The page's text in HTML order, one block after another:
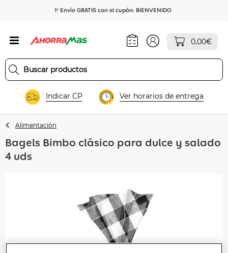
1º Envío GRATIS con el cupón: BIENVENIDO
0,00€
Indicar CP Ver horarios de entrega
Alimentación
Bagels Bimbo clásico para dulce y salado
4 uds